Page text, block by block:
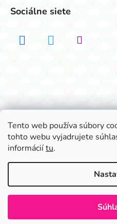
Tento web používa súbory
tohto webu vyjadrujete
informáciítu.
Sociálne siete